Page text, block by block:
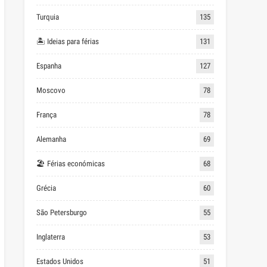
Turquia 135
🏝 Ideias para férias 131
Espanha 127
Moscovo 78
França 78
Alemanha 69
🏖 Férias económicas 68
Grécia 60
São Petersburgo 55
Inglaterra 53
Estados Unidos 51